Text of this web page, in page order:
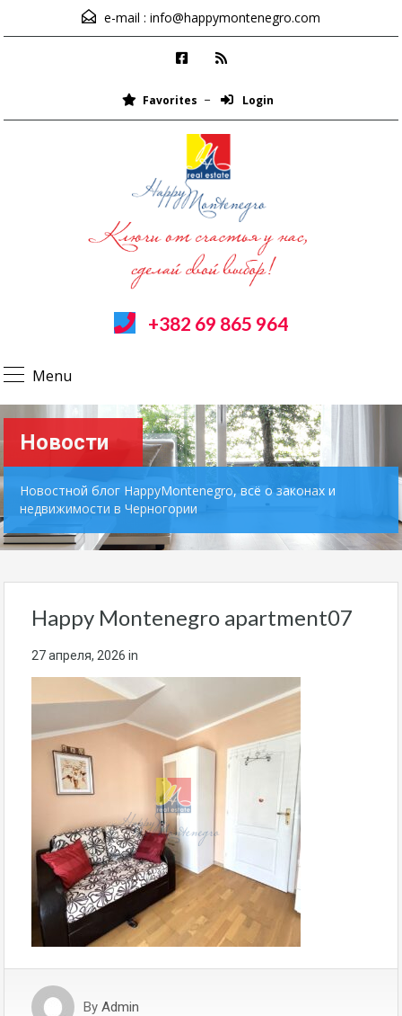
e-mail : info@happymontenegro.com
Favorites Login
+382 69 865 964
Menu
Новости
Новостной блог HappyMontenegro, всё о законах и
недвижимости в Черногории
Happy Montenegro apartment07
27 апреля, 2026 in
By Admin